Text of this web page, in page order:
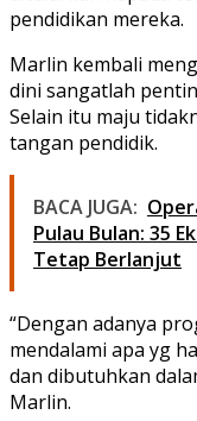
pendidikan mereka.
Marlin kembali
dini sangatlah
Selain itu maju
tangan pendidik.
BACA JUGA:
Pulau Bulan: 35
Tetap Berlanjut
“Dengan adanya
mendalami apa yg
dan dibutuhkan
Marlin.